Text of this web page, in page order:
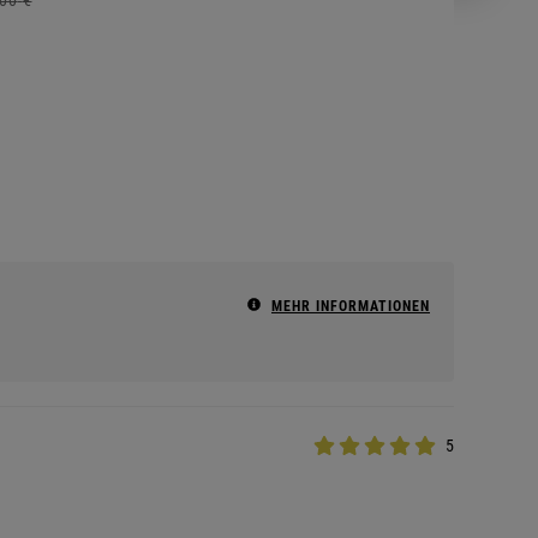
MEHR INFORMATIONEN
5